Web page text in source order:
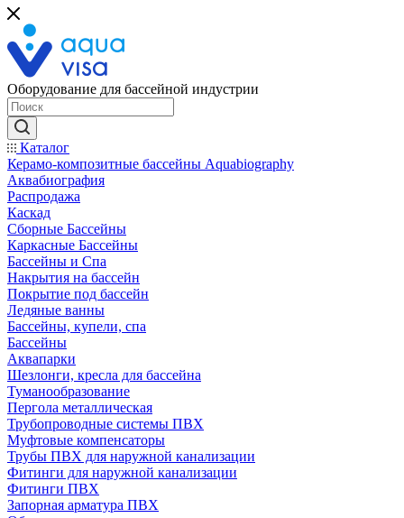
Оборудование для бассейной индустрии
Каталог
Керамо-композитные бассейны Aquabiography
Аквабиография
Распродажа
Каскад
Сборные Бассейны
Каркасные Бассейны
Бассейны и Спа
Накрытия на бассейн
Покрытие под бассейн
Ледяные ванны
Бассейны, купели, спа
Бассейны
Аквапарки
Шезлонги, кресла для бассейна
Туманообразование
Пергола металлическая
Трубопроводные системы ПВХ
Муфтовые компенсаторы
Трубы ПВХ для наружной канализации
Фитинги для наружной канализации
Фитинги ПВХ
Запорная арматура ПВХ